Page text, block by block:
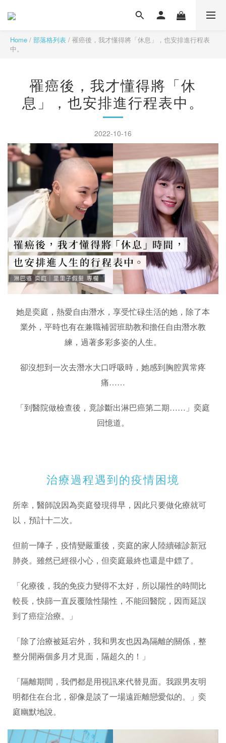
Home / 部落格列表 / 罹癌後，我才懂得將「休息」，也安排進行程表
中。
罹癌後，我才懂得將「休
息」，也安排進行程表中。
2022-10-16
她是奕庭，熱愛自由潛水，享受忙碌生活的她，除了本
業外，平時也有在兼職補習班助教和擔任自由潛水教
練，過著多彩多姿的人生。
卻沒想到一次去潛水大口呼吸時，她感到胸腔異常疼
痛……
「到醫院做檢查後，竟診斷出淋巴癌第二期……」奕庭
回憶道。
治療過程遇到的疫情困境
所幸，醫師說因為奕庭發現得早，因此只要做化療就可
以，預計十二次。
但前一陣子，疫情變嚴重後，奕庭的家人陸續確診新冠
肺炎。雖然已經很小心，但奕庭最終也還是中鏢了。
「化療後，我的免疫力變得不太好，所以陽性的時間比
較長，快篩一直反覆陰性陽性，不能回醫院，因而延誤
到了癌症治療。」
「除了治療被延宕外，我和男友也因為隔離的關係，整
整分開兩個多月才見面，隔超久的！」
「隔離期間，我們都是用視訊來代替見面。我跟男友明
明都住在台北，卻像是談了一場遠距離戀愛似的。」奕
庭幽默地說。